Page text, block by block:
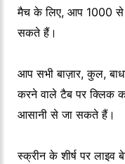
मैच के लिए, आप 1000 से
सकते हैं।
आप सभी बाज़ार, कुल,
करने वाले टैब पर क्लिक
आसानी से जा सकते हैं।
स्क्रीन के शीर्ष पर लाइव